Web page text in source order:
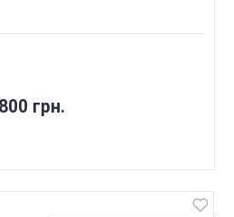
800 грн.